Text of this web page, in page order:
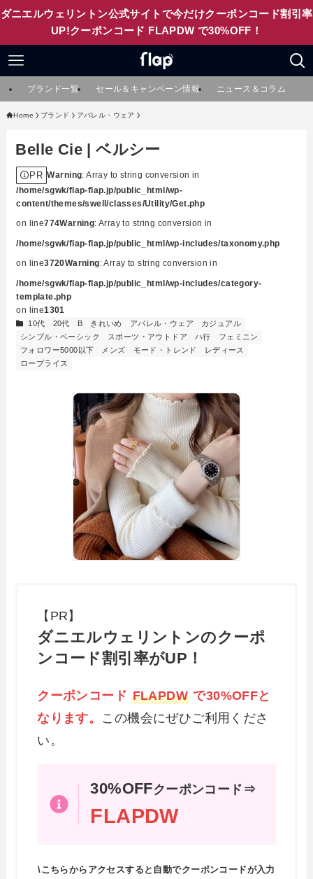
ダニエルウェリントン公式サイトで今だけクーポンコード割引率
UP!クーポンコード FLAPDW で30%OFF！
ブランド一覧 セール＆キャンペーン情報 ニュース＆コラム
Home ブランド アパレル・ウェア
Belle Cie | ベルシー
PR Warning: Array to string conversion in
/home/sgwk/flap-flap.jp/public_html/wp-
content/themes/swell/classes/Utility/Get.php
on line774Warning: Array to string conversion in
/home/sgwk/flap-flap.jp/public_html/wp-includes/taxonomy.php
on line3720Warning: Array to string conversion in
/home/sgwk/flap-flap.jp/public_html/wp-includes/category-
template.php
on line1301
10代 20代 B きれいめ アパレル・ウェア
カジュアル
シンプル・ベーシック
スポーツ・アウトドア ハ行
フェミニン
フォロワー5000以下
メンズ モード・トレンド
レディース
ロープライス
【PR】
ダニエルウェリントンのクーポ
ンコード割引率がUP！
クーポンコード FLAPDWで30%OFFと
なります。 この機会にぜひご利用くださ
い。
30%OFFクーポンコード⇒
FLAPDW
\こちらからアクセスすると自動でクーポンコードが入力